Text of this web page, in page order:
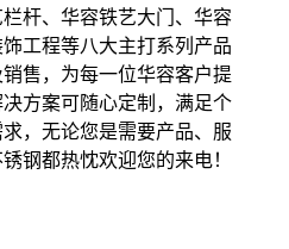
杆、华容铁艺大门、华容
工程等八大主打系列产品
售，为每一位华容客户提
方案可随心定制，满足个
，无论您是需要产品、服
钢都热忱欢迎您的来电！